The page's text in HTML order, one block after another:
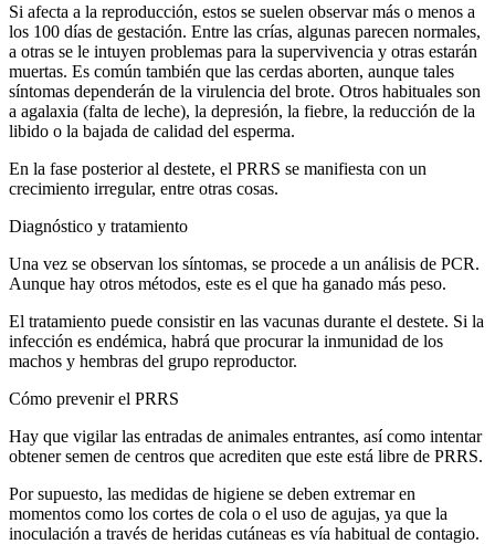
Si afecta a la reproducción, estos se suelen observar más o menos a
los 100 días de gestación. Entre las crías, algunas parecen normales,
a otras se le intuyen problemas para la supervivencia y otras estarán
muertas. Es común también que las cerdas aborten, aunque tales
síntomas dependerán de la virulencia del brote. Otros habituales son
a agalaxia (falta de leche), la depresión, la fiebre, la reducción de la
libido o la bajada de calidad del esperma.
En la fase posterior al destete, el PRRS se manifiesta con un
crecimiento irregular, entre otras cosas.
Diagnóstico y tratamiento
Una vez se observan los síntomas, se procede a un análisis de PCR.
Aunque hay otros métodos, este es el que ha ganado más peso.
El tratamiento puede consistir en las vacunas durante el destete. Si la
infección es endémica, habrá que procurar la inmunidad de los
machos y hembras del grupo reproductor.
Cómo prevenir el PRRS
Hay que vigilar las entradas de animales entrantes, así como intentar
obtener semen de centros que acrediten que este está libre de PRRS.
Por supuesto, las medidas de higiene se deben extremar en
momentos como los cortes de cola o el uso de agujas, ya que la
inoculación a través de heridas cutáneas es vía habitual de contagio.